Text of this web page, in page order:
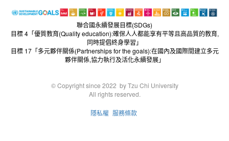
聯合國永續發展目標(SDGs)
目標 4「優質教育(Quality education):確保人人都能享有平等且高品質的教育,
同時提倡終身學習」
目標 17「多元夥伴關係(Partnerships for the goals):在國內及國際間建立多元
夥伴關係,協力執行及活化永續發展」
© Copyright since 2022 by Tzu Chi University
All rights reserved.
隱私權 服務條款